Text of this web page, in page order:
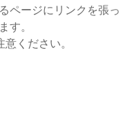
ページにリンクを張っ
す。
ください。